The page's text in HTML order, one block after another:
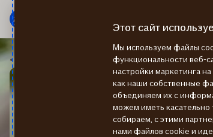
Мену
Перейти
содержанию
Этот сайт
Мы используем файлы
функциональности веб-
настройки маркетинга
как наши собственные
объединяем их с
можем иметь
собираем, с этими
нами файлов cookie и